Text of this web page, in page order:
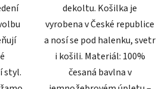
styl.
dekoltu. Košilka je
vyrobena v České republice
a nosí se pod halenku, svetr
i košili. Materiál: 100%
česaná bavlna v